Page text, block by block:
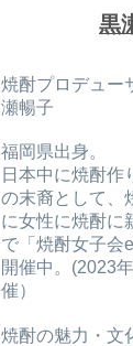
黒
焼酎プロデュー
瀬暢子
福岡県出身。
日本中に焼酎作
の末裔として、
に女性に焼酎に
で「焼酎女子会
開催中。(2023
催）
焼酎の魅力・文